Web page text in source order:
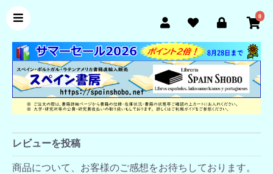
0
レビューを投稿
商品について、お客様のご感想をお待ちしております。